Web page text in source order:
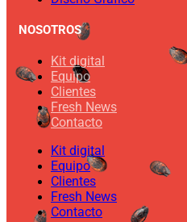
NOSOTROS
Kit digital
Equipo
Clientes
Fresh News
Contacto
Kit digital
Equipo
Clientes
Fresh News
Contacto